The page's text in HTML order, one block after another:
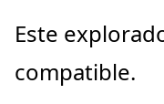
Ir
contenido
Este
compatible.